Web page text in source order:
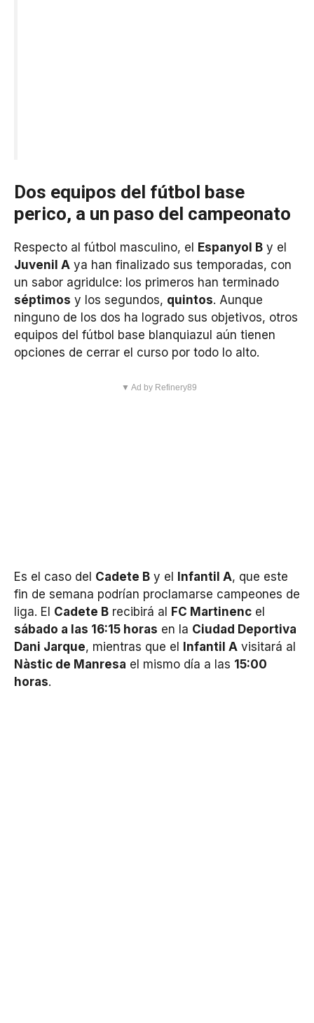
Dos equipos del fútbol base
perico, a un paso del campeonato
Respecto al fútbol masculino, el Espanyol B y el
Juvenil A ya han finalizado sus temporadas, con
un sabor agridulce: los primeros han terminado
séptimos y los segundos, quintos. Aunque
ninguno de los dos ha logrado sus objetivos, otros
equipos del fútbol base blanquiazul aún tienen
opciones de cerrar el curso por todo lo alto.
▼ Ad by Refinery89
Es el caso del Cadete B y el Infantil A, que este
fin de semana podrían proclamarse campeones de
liga. El Cadete B recibirá al FC Martinenc el
sábado a las 16:15 horas en la Ciudad Deportiva
Dani Jarque, mientras que el Infantil A visitará al
Nàstic de Manresa el mismo día a las 15:00
horas.